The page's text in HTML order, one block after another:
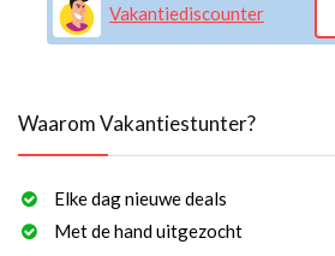
Vakantiediscounter
Waarom Vakantiestunter?
Elke dag nieuwe deals
Met de hand uitgezocht